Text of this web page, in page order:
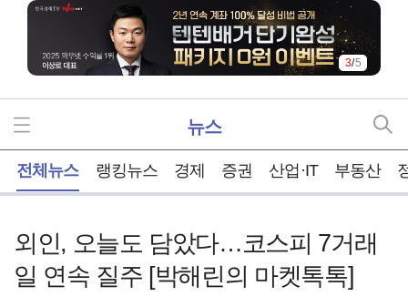
3/5
뉴스
전체뉴스 랭킹뉴스 경제 증권 산업·IT 부동산
외인, 오늘도 담았다…코스피 7거래
일 연속 질주 [박해린의 마켓톡톡]